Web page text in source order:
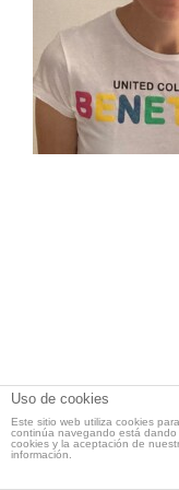
Copyright 2023 Colegio
los derechos
Uso de cookies
Este sitio web utiliza cookies
continúa navegando está
cookies y la aceptación de
información.